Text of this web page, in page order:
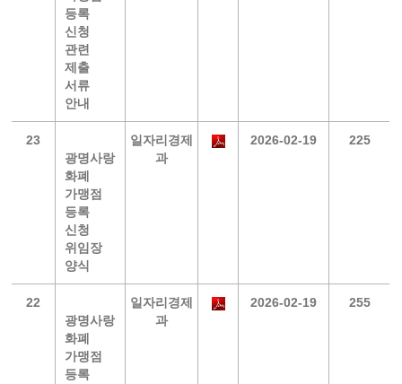
등록
신청
관련
제출
서류
안내
23
광명사랑
화폐
가맹점
등록
신청
위임장
양식
일자리경제
과
2026-02-19 225
22
광명사랑
화폐
가맹점
등록
일자리경제
과
2026-02-19 255